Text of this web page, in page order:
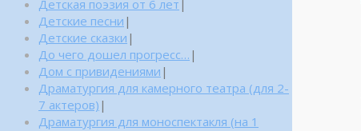
Детская поэзия от 6 лет |
Детские песни |
Детские сказки |
До чего дошел прогресс… |
Дом с привидениями |
Драматургия для камерного театра (для 2-
7 актеров) |
Драматургия для моноспектакля (на 1